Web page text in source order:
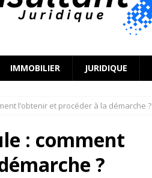
IMMOBILIER JURIDIQUE
l’obtenir et procéder à la démarche ?
: comment
?